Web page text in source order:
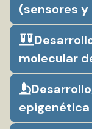
(sensores
molecular